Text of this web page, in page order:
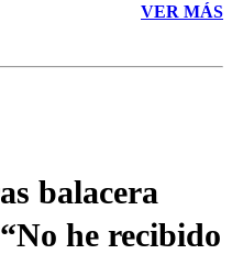
VER MÁS
balacera
he recibido